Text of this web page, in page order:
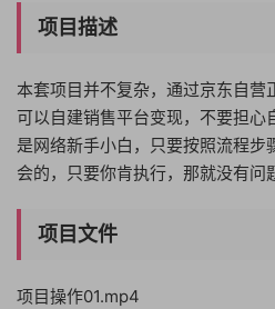
项目描述
本套项目并不复杂，通过京东自营
可以自建销售平台变现，不要担心
是网络新手小白，只要按照流程步
会的，只要你肯执行，那就没有问
项目文件
项目操作01.mp4